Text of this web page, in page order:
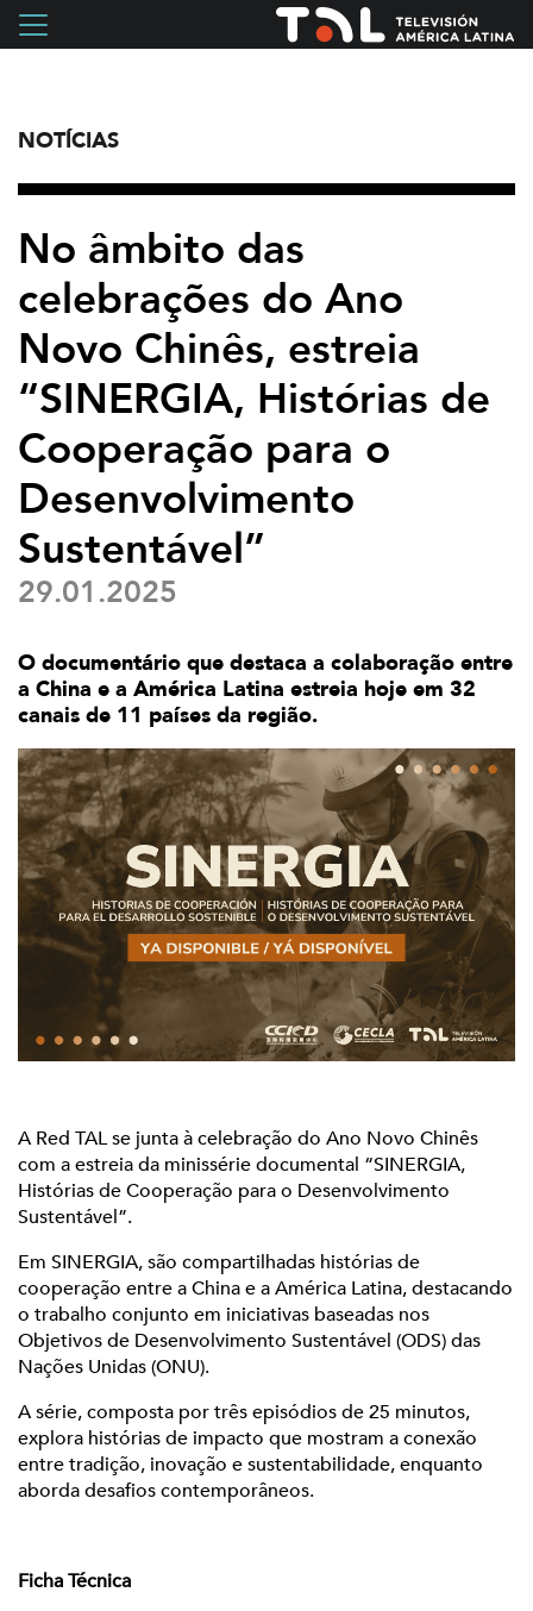
NOTÍCIAS
No âmbito das
celebrações do Ano
Novo Chinês, estreia
“SINERGIA, Histórias de
Cooperação para o
Desenvolvimento
Sustentável”
29.01.2025
O documentário que destaca a colaboração entre
a China e a América Latina estreia hoje em 32
canais de 11 países da região.
A Red TAL se junta à celebração do Ano Novo Chinês
com a estreia da minissérie documental “SINERGIA,
Histórias de Cooperação para o Desenvolvimento
Sustentável”.
Em SINERGIA, são compartilhadas histórias de
cooperação entre a China e a América Latina, destacando
o trabalho conjunto em iniciativas baseadas nos
Objetivos de Desenvolvimento Sustentável (ODS) das
Nações Unidas (ONU).
A série, composta por três episódios de 25 minutos,
explora histórias de impacto que mostram a conexão
entre tradição, inovação e sustentabilidade, enquanto
aborda desafios contemporâneos.
Ficha Técnica